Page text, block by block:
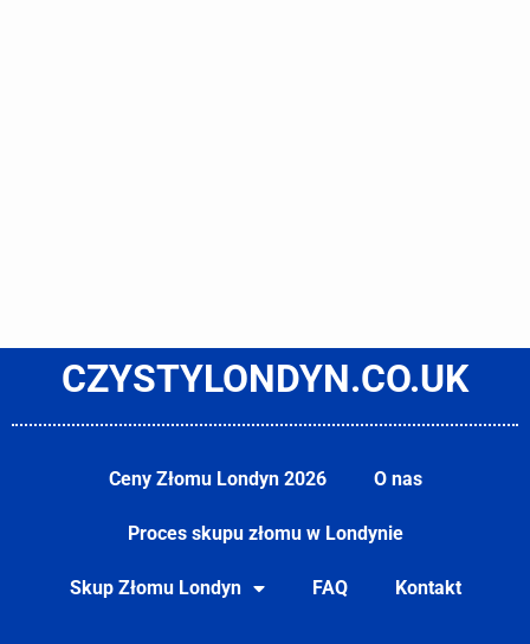
CZYSTYLONDYN.CO.UK
Ceny Złomu Londyn 2026 O nas
Proces skupu złomu w Londynie
Skup Złomu Londyn FAQ Kontakt